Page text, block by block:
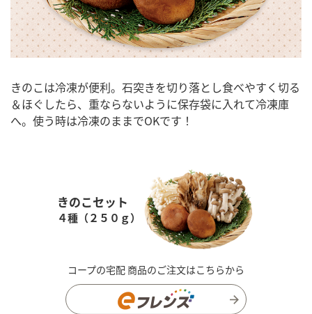
きのこは冷凍が便利。石突きを切り落とし食べやすく切る
＆ほぐしたら、重ならないように保存袋に入れて冷凍庫
へ。使う時は冷凍のままでOKです！
きのこセット
４種（２５０ｇ）
コープの宅配 商品のご注文はこちらから